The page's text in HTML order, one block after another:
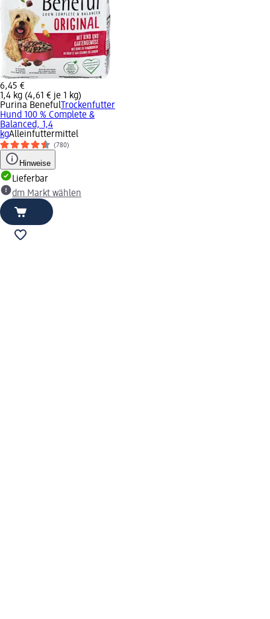
6,45 €
1,4 kg (4,61 € je 1 kg)
Purina Beneful Trockenfutter
Hund 100 % Complete &
Balanced, 1,4
kgAlleinfuttermittel
(780)
Hinweise
Lieferbar
dm Markt wählen